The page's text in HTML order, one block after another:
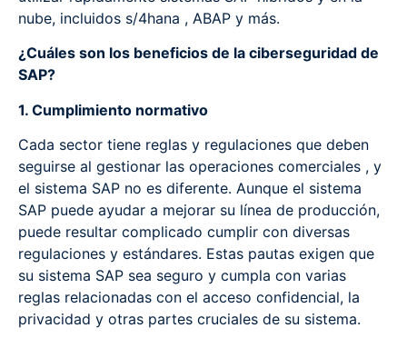
nube, incluidos s/4hana , ABAP y más.
¿Cuáles son los beneficios de la ciberseguridad de
SAP?
1. Cumplimiento normativo
Cada sector tiene reglas y regulaciones que deben
seguirse al gestionar las operaciones comerciales , y
el sistema SAP no es diferente. Aunque el sistema
SAP puede ayudar a mejorar su línea de producción,
puede resultar complicado cumplir con diversas
regulaciones y estándares. Estas pautas exigen que
su sistema SAP sea seguro y cumpla con varias
reglas relacionadas con el acceso confidencial, la
privacidad y otras partes cruciales de su sistema.